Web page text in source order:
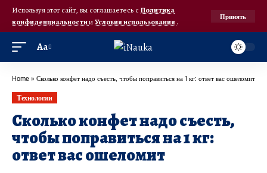
Используя этот сайт, вы соглашаетесь с Политика
конфиденциальностииУсловия использования.
Принять
Аа
Home » Сколько конфет надо съесть, чтобы поправиться на 1 кг: ответ вас ошеломит
Технологии
Сколько конфет надо съесть,
чтобы поправиться на 1 кг:
ответ вас ошеломит